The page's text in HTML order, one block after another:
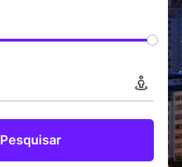
Pesquisar